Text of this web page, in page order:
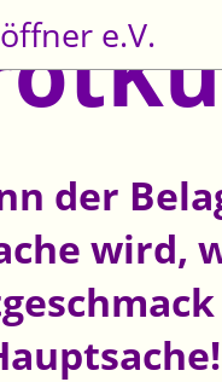
e.V.
der
wird,